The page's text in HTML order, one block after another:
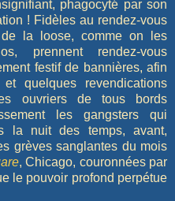
phagocyté par son
! Fidèles au rendez-vous
la loose, comme on les
prennent rendez-vous
festif de bannières, afin
et quelques revendications
ouvriers de tous bords
les gangsters qui
la nuit des temps, avant,
grèves sanglantes du mois
, Chicago, couronnées par
le pouvoir profond perpétue